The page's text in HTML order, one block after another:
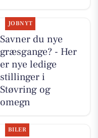
JOBNYT
Savner du nye
græsgange? - Her
er nye ledige
stillinger i
Støvring og
omegn
BILER